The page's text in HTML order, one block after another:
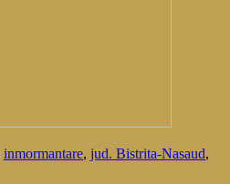
inmormantare, jud. Bistrita-Nasaud,